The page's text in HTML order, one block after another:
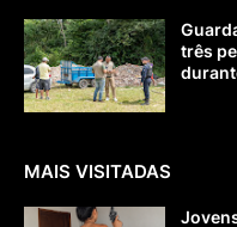
três
MAIS VISITADAS